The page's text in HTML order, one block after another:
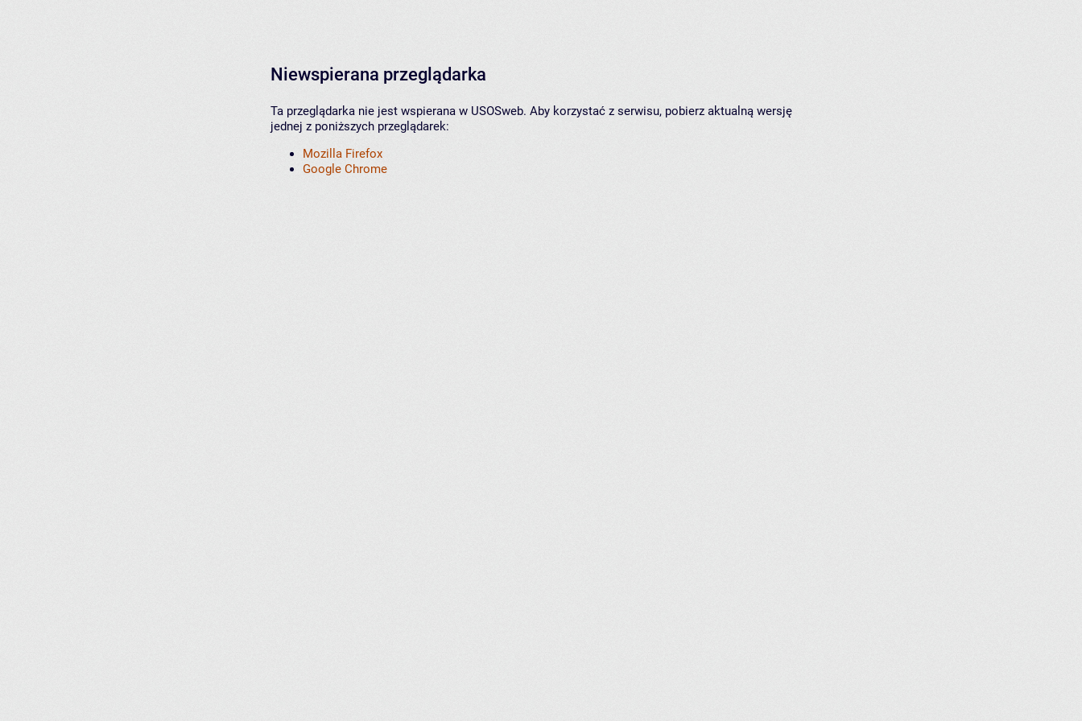
Niewspierana przeglądarka
Ta przeglądarka nie jest wspierana w USOSweb. Aby korzystać z serwisu, pobierz aktualną wersję
jednej z poniższych przeglądarek:
Mozilla Firefox
Google Chrome